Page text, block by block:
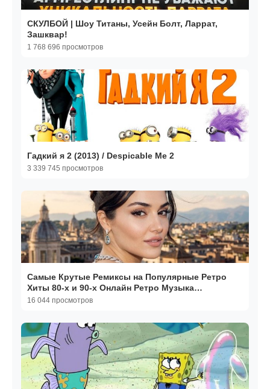
СКУЛБОЙ | Шоу Титаны, Усейн Болт, Ларрат,
Зашквар!
1 768 696 просмотров
Гадкий я 2 (2013) / Despicable Me 2
3 339 745 просмотров
Самые Крутые Ремиксы на Популярные Ретро
Хиты 80-х и 90-х Онлайн Ретро Музыка
Ностальгия на RUTUBE
16 044 просмотров